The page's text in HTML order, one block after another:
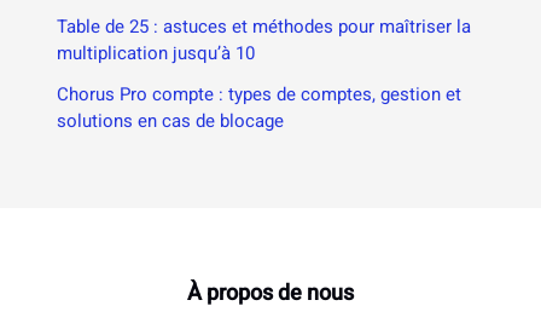
Table de 25 : astuces et méthodes pour maîtriser la
multiplication jusqu’à 10
Chorus Pro compte : types de comptes, gestion et
solutions en cas de blocage
À propos de nous